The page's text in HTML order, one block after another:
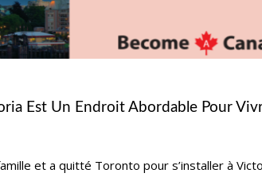
Est Un Endroit Abordable Pour
et a quitté Toronto pour s’installer à